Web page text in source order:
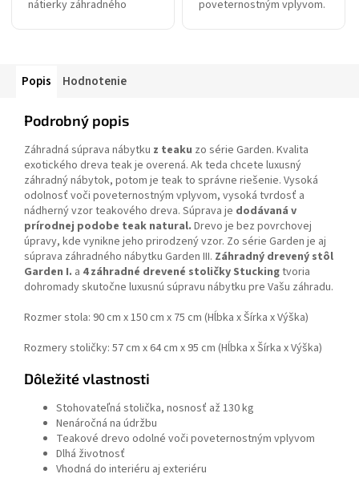
nátierky záhradného
poveternostným vplyvom.
Popis Hodnotenie
Podrobný popis
Záhradná súprava nábytku z teaku zo série Garden. Kvalita
exotického dreva teak je overená. Ak teda chcete luxusný
záhradný nábytok, potom je teak to správne riešenie. Vysoká
odolnosť voči poveternostným vplyvom, vysoká tvrdosť a
nádherný vzor teakového dreva. Súprava je dodávaná v
prírodnej podobe teak natural. Drevo je bez povrchovej
úpravy, kde vynikne jeho prirodzený vzor. Zo série Garden je aj
súprava záhradného nábytku Garden III. Záhradný drevený stôl
Garden I. a 4 záhradné drevené stoličky Stuckingtvoria
dohromady skutočne luxusnú súpravu nábytku pre Vašu záhradu.
Rozmer stola: 90 cm x 150 cm x 75 cm (Hĺbka x Šírka x Výška)
Rozmery stoličky: 57 cm x 64 cm x 95 cm (Hĺbka x Šírka x Výška)
Dôležité vlastnosti
Stohovateľná stolička, nosnosť až 130 kg
Nenáročná na údržbu
Teakové drevo odolné voči poveternostným vplyvom
Dlhá životnosť
Vhodná do interiéru aj exteriéru